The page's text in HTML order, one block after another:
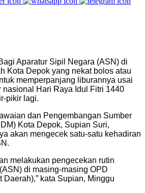
Aparatur Sipil Negara (ASN) di
Kota Depok yang nekat bolos atau
memperpanjang liburannya usai
nasional Hari Raya Idul Fitri 1440
pikir lagi.
dan Pengembangan Sumber
Kota Depok, Supian Suri,
akan mengecek satu-satu kehadiran
melakukan pengecekan rutin
di masing-masing OPD
Daerah),” kata Supian, Minggu